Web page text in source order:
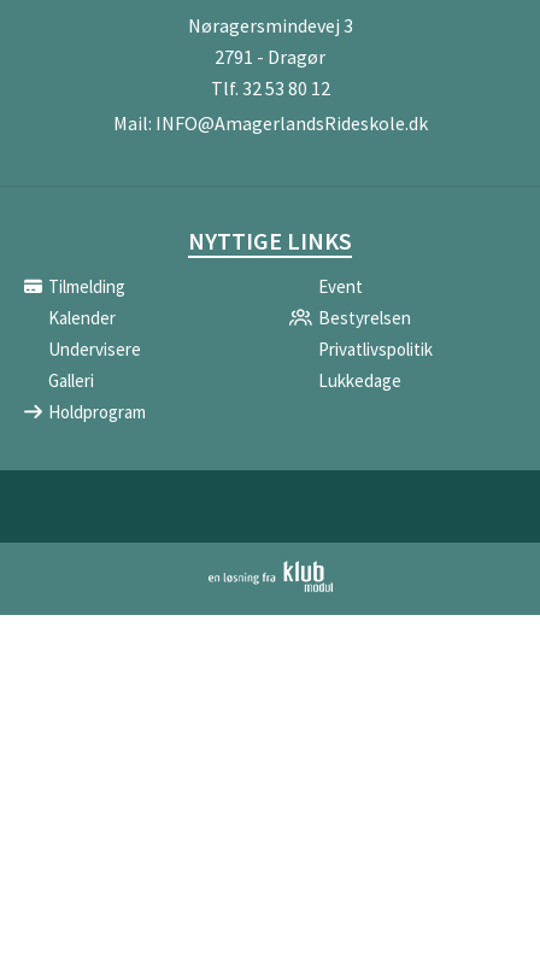
Nøragersmindevej 3
2791 - Dragør
Tlf. 32 53 80 12
Mail: INFO@AmagerlandsRideskole.dk
NYTTIGE LINKS
Tilmelding
Event
Kalender
Bestyrelsen
Undervisere
Privatlivspolitik
Galleri
Lukkedage
Holdprogram